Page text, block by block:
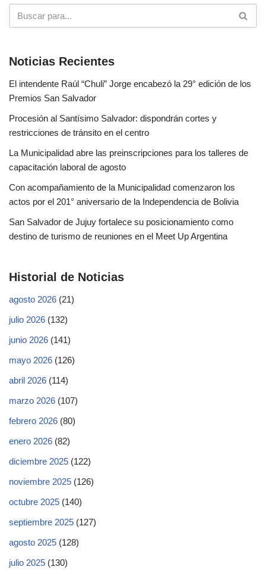
Noticias Recientes
El intendente Raúl “Chuli” Jorge encabezó la 29° edición de los
Premios San Salvador
Procesión al Santísimo Salvador: dispondrán cortes y
restricciones de tránsito en el centro
La Municipalidad abre las preinscripciones para los talleres de
capacitación laboral de agosto
Con acompañamiento de la Municipalidad comenzaron los
actos por el 201° aniversario de la Independencia de Bolivia
San Salvador de Jujuy fortalece su posicionamiento como
destino de turismo de reuniones en el Meet Up Argentina
Historial de Noticias
agosto 2026 (21)
julio 2026 (132)
junio 2026 (141)
mayo 2026 (126)
abril 2026 (114)
marzo 2026 (107)
febrero 2026 (80)
enero 2026 (82)
diciembre 2025 (122)
noviembre 2025 (126)
octubre 2025 (140)
septiembre 2025 (127)
agosto 2025 (128)
julio 2025 (130)